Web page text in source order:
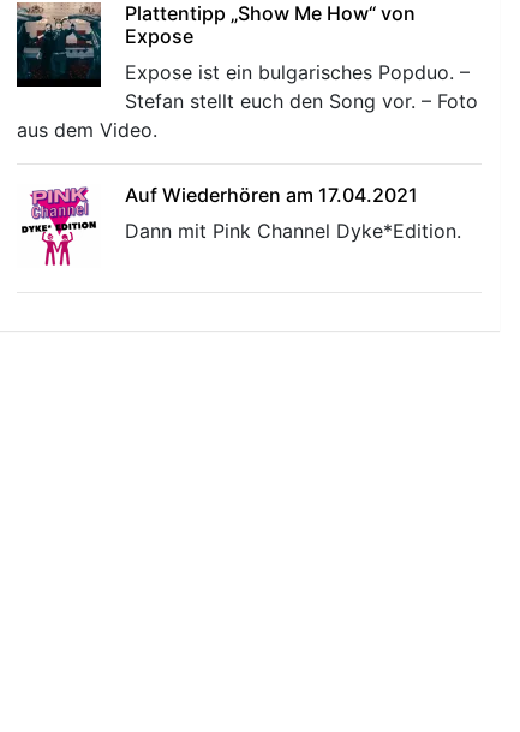
Plattentipp „Show Me How“ von
Expose
Expose ist ein bulgarisches Popduo. –
Stefan stellt euch den Song vor. – Foto
aus dem Video.
Auf Wiederhören am 17.04.2021
Dann mit Pink Channel Dyke*Edition.